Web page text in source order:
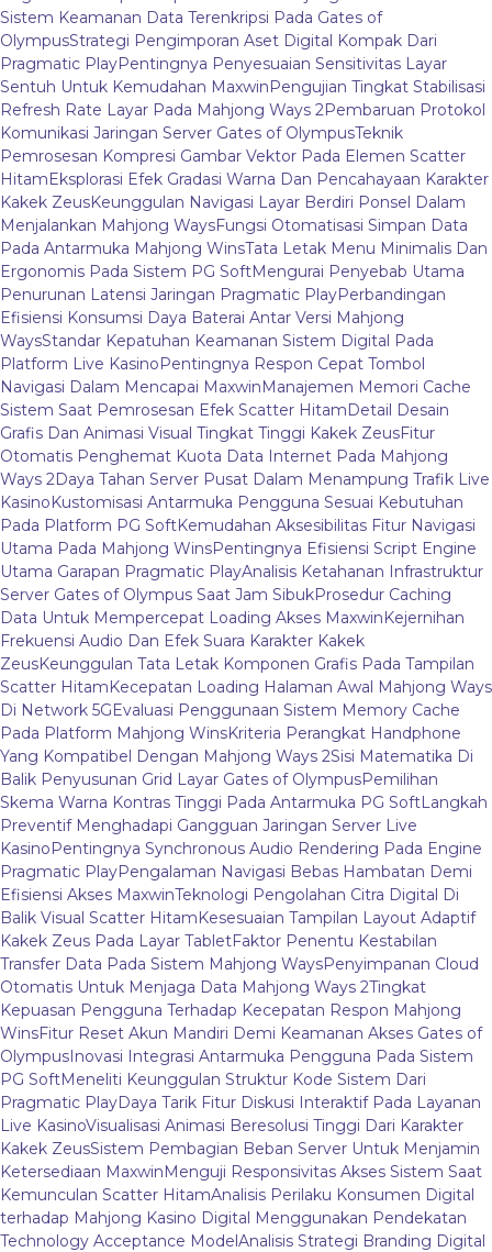
Sistem Keamanan Data Terenkripsi Pada Gates of
OlympusStrategi Pengimporan Aset Digital Kompak Dari
Pragmatic PlayPentingnya Penyesuaian Sensitivitas Layar
Sentuh Untuk Kemudahan MaxwinPengujian Tingkat Stabilisasi
Refresh Rate Layar Pada Mahjong Ways 2Pembaruan Protokol
Komunikasi Jaringan Server Gates of OlympusTeknik
Pemrosesan Kompresi Gambar Vektor Pada Elemen Scatter
HitamEksplorasi Efek Gradasi Warna Dan Pencahayaan Karakter
Kakek ZeusKeunggulan Navigasi Layar Berdiri Ponsel Dalam
Menjalankan Mahjong WaysFungsi Otomatisasi Simpan Data
Pada Antarmuka Mahjong WinsTata Letak Menu Minimalis Dan
Ergonomis Pada Sistem PG SoftMengurai Penyebab Utama
Penurunan Latensi Jaringan Pragmatic PlayPerbandingan
Efisiensi Konsumsi Daya Baterai Antar Versi Mahjong
WaysStandar Kepatuhan Keamanan Sistem Digital Pada
Platform Live KasinoPentingnya Respon Cepat Tombol
Navigasi Dalam Mencapai MaxwinManajemen Memori Cache
Sistem Saat Pemrosesan Efek Scatter HitamDetail Desain
Grafis Dan Animasi Visual Tingkat Tinggi Kakek ZeusFitur
Otomatis Penghemat Kuota Data Internet Pada Mahjong
Ways 2Daya Tahan Server Pusat Dalam Menampung Trafik Live
KasinoKustomisasi Antarmuka Pengguna Sesuai Kebutuhan
Pada Platform PG SoftKemudahan Aksesibilitas Fitur Navigasi
Utama Pada Mahjong WinsPentingnya Efisiensi Script Engine
Utama Garapan Pragmatic PlayAnalisis Ketahanan Infrastruktur
Server Gates of Olympus Saat Jam SibukProsedur Caching
Data Untuk Mempercepat Loading Akses MaxwinKejernihan
Frekuensi Audio Dan Efek Suara Karakter Kakek
ZeusKeunggulan Tata Letak Komponen Grafis Pada Tampilan
Scatter HitamKecepatan Loading Halaman Awal Mahjong Ways
Di Network 5GEvaluasi Penggunaan Sistem Memory Cache
Pada Platform Mahjong WinsKriteria Perangkat Handphone
Yang Kompatibel Dengan Mahjong Ways 2Sisi Matematika Di
Balik Penyusunan Grid Layar Gates of OlympusPemilihan
Skema Warna Kontras Tinggi Pada Antarmuka PG SoftLangkah
Preventif Menghadapi Gangguan Jaringan Server Live
KasinoPentingnya Synchronous Audio Rendering Pada Engine
Pragmatic PlayPengalaman Navigasi Bebas Hambatan Demi
Efisiensi Akses MaxwinTeknologi Pengolahan Citra Digital Di
Balik Visual Scatter HitamKesesuaian Tampilan Layout Adaptif
Kakek Zeus Pada Layar TabletFaktor Penentu Kestabilan
Transfer Data Pada Sistem Mahjong WaysPenyimpanan Cloud
Otomatis Untuk Menjaga Data Mahjong Ways 2Tingkat
Kepuasan Pengguna Terhadap Kecepatan Respon Mahjong
WinsFitur Reset Akun Mandiri Demi Keamanan Akses Gates of
OlympusInovasi Integrasi Antarmuka Pengguna Pada Sistem
PG SoftMeneliti Keunggulan Struktur Kode Sistem Dari
Pragmatic PlayDaya Tarik Fitur Diskusi Interaktif Pada Layanan
Live KasinoVisualisasi Animasi Beresolusi Tinggi Dari Karakter
Kakek ZeusSistem Pembagian Beban Server Untuk Menjamin
Ketersediaan MaxwinMenguji Responsivitas Akses Sistem Saat
Kemunculan Scatter HitamAnalisis Perilaku Konsumen Digital
terhadap Mahjong Kasino Digital Menggunakan Pendekatan
Technology Acceptance ModelAnalisis Strategi Branding Digital